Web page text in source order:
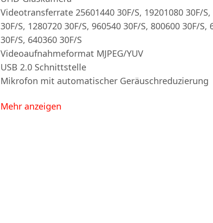
Videotransferrate 25601440 30F/S, 19201080 30F/S,
30F/S, 1280720 30F/S, 960540 30F/S, 800600 30F/S,
30F/S, 640360 30F/S
Videoaufnahmeformat MJPEG/YUV
USB 2.0 Schnittstelle
Mikrofon mit automatischer Geräuschreduzierung
Mehr anzeigen